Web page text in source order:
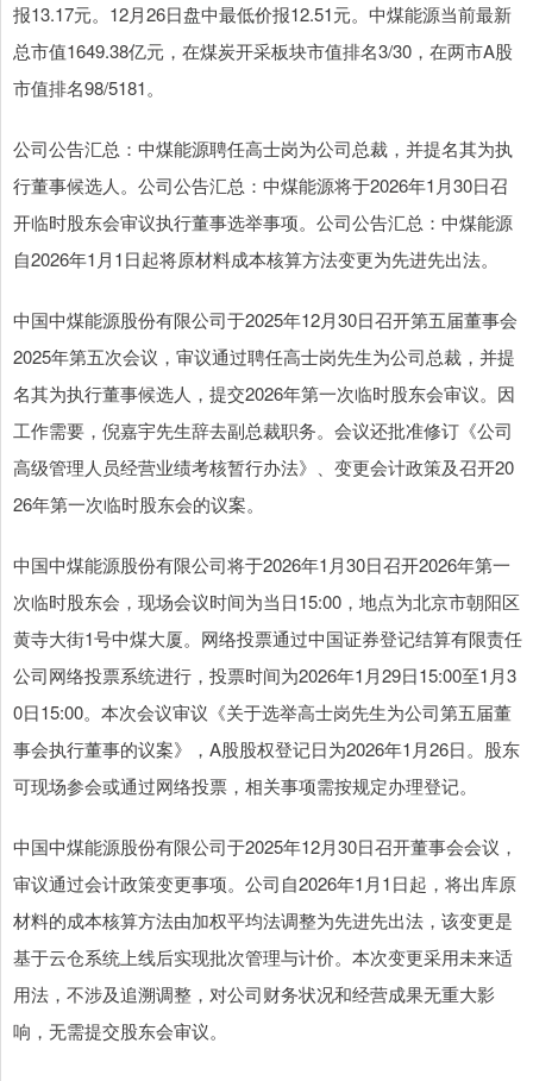
报13.17元。12月26日盘中最低价报12.51元。中煤能源当前最新
总市值1649.38亿元，在煤炭开采板块市值排名3/30，在两市A股
市值排名98/5181。
公司公告汇总：中煤能源聘任高士岗为公司总裁，并提名其为执
行董事候选人。公司公告汇总：中煤能源将于2026年1月30日召
开临时股东会审议执行董事选举事项。公司公告汇总：中煤能源
自2026年1月1日起将原材料成本核算方法变更为先进先出法。
中国中煤能源股份有限公司于2025年12月30日召开第五届董事会
2025年第五次会议，审议通过聘任高士岗先生为公司总裁，并提
名其为执行董事候选人，提交2026年第一次临时股东会审议。因
工作需要，倪嘉宇先生辞去副总裁职务。会议还批准修订《公司
高级管理人员经营业绩考核暂行办法》、变更会计政策及召开20
26年第一次临时股东会的议案。
中国中煤能源股份有限公司将于2026年1月30日召开2026年第一
次临时股东会，现场会议时间为当日15:00，地点为北京市朝阳区
黄寺大街1号中煤大厦。网络投票通过中国证券登记结算有限责任
公司网络投票系统进行，投票时间为2026年1月29日15:00至1月3
0日15:00。本次会议审议《关于选举高士岗先生为公司第五届董
事会执行董事的议案》，A股股权登记日为2026年1月26日。股东
可现场参会或通过网络投票，相关事项需按规定办理登记。
中国中煤能源股份有限公司于2025年12月30日召开董事会会议，
审议通过会计政策变更事项。公司自2026年1月1日起，将出库原
材料的成本核算方法由加权平均法调整为先进先出法，该变更是
基于云仓系统上线后实现批次管理与计价。本次变更采用未来适
用法，不涉及追溯调整，对公司财务状况和经营成果无重大影
响，无需提交股东会审议。